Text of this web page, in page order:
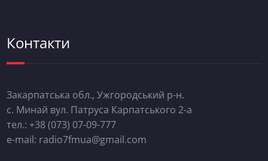
Контакти
Закарпатська обл., Ужгородський р-н.
с. Минай вул. Патруса Карпатського 2-а
тел.: +38 (073) 07-09-777
e-mail: radio7fmua@gmail.com